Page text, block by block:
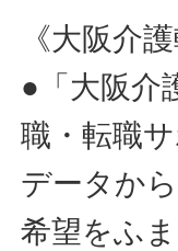
《大阪介
●「大阪介
職・転職
データか
希望をふ